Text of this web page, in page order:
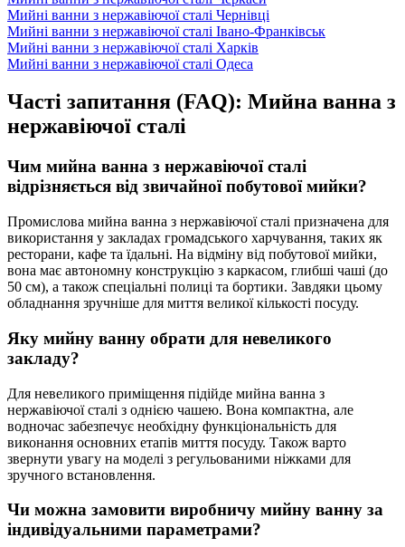
Мийні ванни з нержавіючої сталі Чернівці
Мийні ванни з нержавіючої сталі Івано-Франківськ
Мийні ванни з нержавіючої сталі Харків
Мийні ванни з нержавіючої сталі Одеса
Часті запитання (FAQ): Мийна ванна з
нержавіючої сталі
Чим мийна ванна з нержавіючої сталі
відрізняється від звичайної побутової мийки?
Промислова мийна ванна з нержавіючої сталі призначена для
використання у закладах громадського харчування, таких як
ресторани, кафе та їдальні. На відміну від побутової мийки,
вона має автономну конструкцію з каркасом, глибші чаші (до
50 см), а також спеціальні полиці та бортики. Завдяки цьому
обладнання зручніше для миття великої кількості посуду.
Яку мийну ванну обрати для невеликого
закладу?
Для невеликого приміщення підійде мийна ванна з
нержавіючої сталі з однією чашею. Вона компактна, але
водночас забезпечує необхідну функціональність для
виконання основних етапів миття посуду. Також варто
звернути увагу на моделі з регульованими ніжками для
зручного встановлення.
Чи можна замовити виробничу мийну ванну за
індивідуальними параметрами?